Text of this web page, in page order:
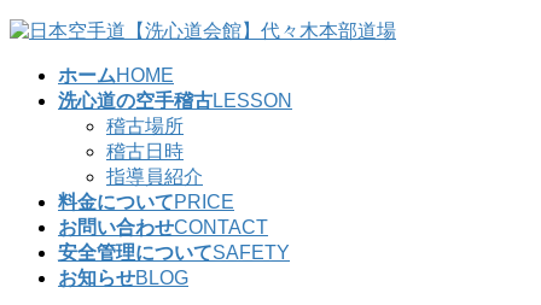
コ
ナ
ホームHOME
洗心道の空手稽古LESSON
稽古場所
稽古日時
指導員紹介
料金についてPRICE
お問い合わせCONTACT
安全管理についてSAFETY
お知らせBLOG